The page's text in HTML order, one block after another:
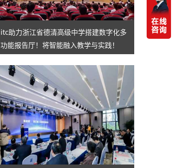
itc助力浙江省德清高级中学搭建数字化多
功能报告厅！将智能融入教学与实践！